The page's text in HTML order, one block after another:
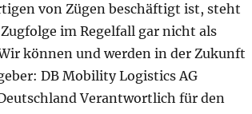
von Zügen beschäftigt ist, steht
im Regelfall gar nicht als
können und werden in der Zukunft
DB Mobility Logistics AG
Verantwortlich für den